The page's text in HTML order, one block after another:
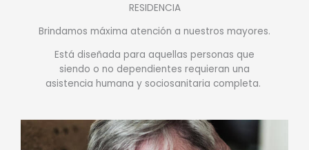
RESIDENCIA
Brindamos máxima atención a nuestros mayores.
Está diseñada para aquellas personas que
siendo o no dependientes requieran una
asistencia humana y sociosanitaria completa.